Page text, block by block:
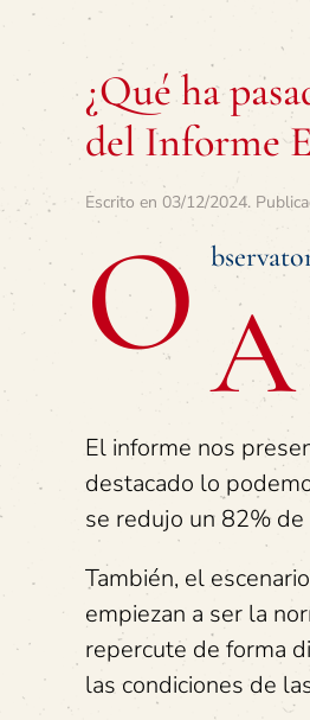
¿Qué ha
del Informe
Escrito en 03/12/2024.
OA
El informe nos
destacado lo
se redujo un 82%
También, el
empiezan a ser la
repercute de forma
las condiciones de